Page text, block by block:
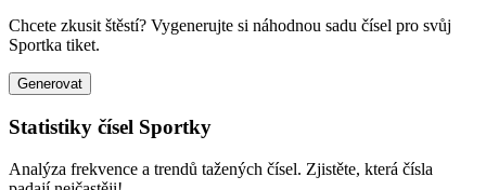
Chcete zkusit štěstí? Vygenerujte si náhodnou sadu čísel pro svůj
Sportka tiket.
Generovat
Statistiky čísel Sportky
Analýza frekvence a trendů tažených čísel. Zjistěte, která čísla